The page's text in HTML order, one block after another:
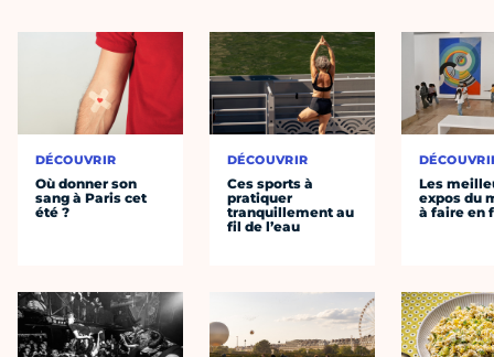
DÉCOUVRIR
Où donner son
sang à Paris cet
été ?
DÉCOUVRIR
Ces sports à
pratiquer
tranquillement au
fil de l’eau
Les
expos du
à faire en